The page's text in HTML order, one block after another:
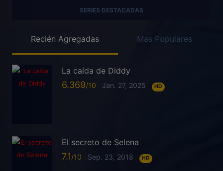
SERIES DESTACADAS
Recién Agregadas Mas Populares
La caída de Diddy
6.369 Jan. 27, 2025 HD
El secreto de Selena
7.1 Sep. 23, 2018 HD